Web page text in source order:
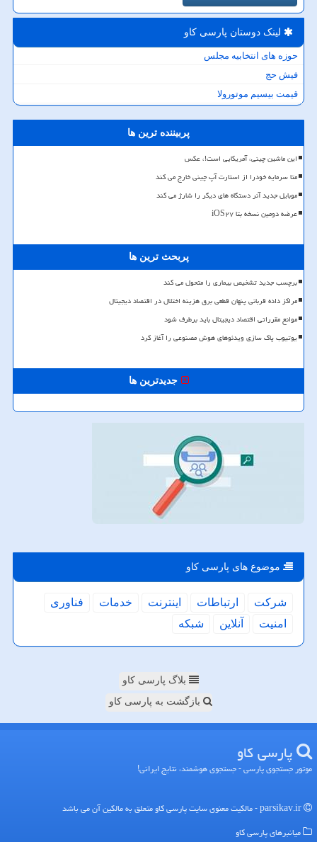
لینک دوستان پارسی كاو
حوزه های انتخابیه مجلس
فیش حج
قیمت بیسیم موتورولا
پربیننده ترین ها
این ماشین چینی، آمریکایی است!، عکس
متا سرمایه خودرا از استارت آپ چینی خارج می کند
موبایل جدید آنر دستگاه های دیگر را شارژ می کند
عرضه دومین نسخه بتا iOS۲۷
پربحث ترین ها
برچسب جدید تشخیص بیماری را متحول می کند
مراکز داده قربانی پنهان قطعی برق هزینه اختلال در اقتصاد دیجیتال
موانع مقرراتی اقتصاد دیجیتال باید برطرف شود
یوتیوب پاک سازی ویدئوهای هوش مصنوعی را آغاز کرد
جدیدترین ها
موضوع های پارسی كاو
شركت ارتباطات اینترنت خدمات
فناوری
امنیت
آنلاین شبكه
بلاگ پارسی کاو
بازگشت به پارسی کاو
پارسی كاو
موتور جستجوی پارسی - جستجوی هوشمند، نتایج ایرانی!
میانبرهای پارسی كاو